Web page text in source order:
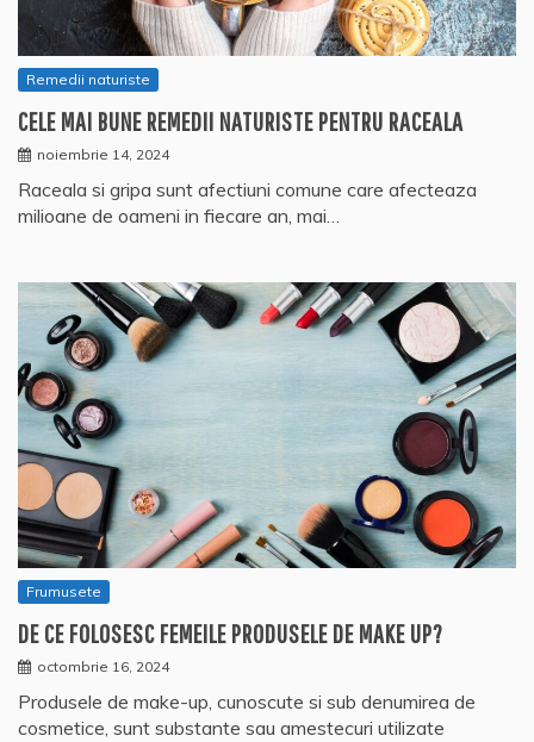
Remedii naturiste
CELE MAI BUNE REMEDII NATURISTE PENTRU RACEALA
noiembrie 14, 2024
Raceala si gripa sunt afectiuni comune care afecteaza
milioane de oameni in fiecare an, mai…
Frumusete
DE CE FOLOSESC FEMEILE PRODUSELE DE MAKE UP?
octombrie 16, 2024
Produsele de make-up, cunoscute si sub denumirea de
cosmetice, sunt substante sau amestecuri utilizate